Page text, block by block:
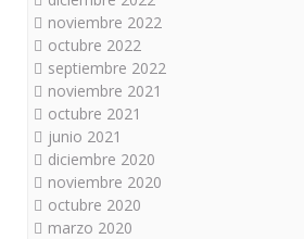
noviembre 2022
octubre 2022
septiembre 2022
noviembre 2021
octubre 2021
junio 2021
diciembre 2020
noviembre 2020
octubre 2020
marzo 2020